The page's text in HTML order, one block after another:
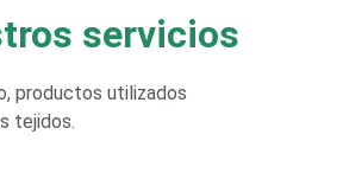
servicios
productos utilizados
tejidos.